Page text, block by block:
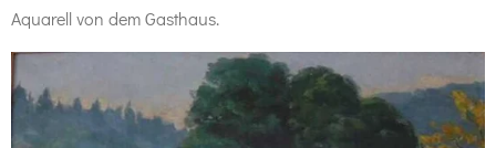
Aquarell von dem Gasthaus.